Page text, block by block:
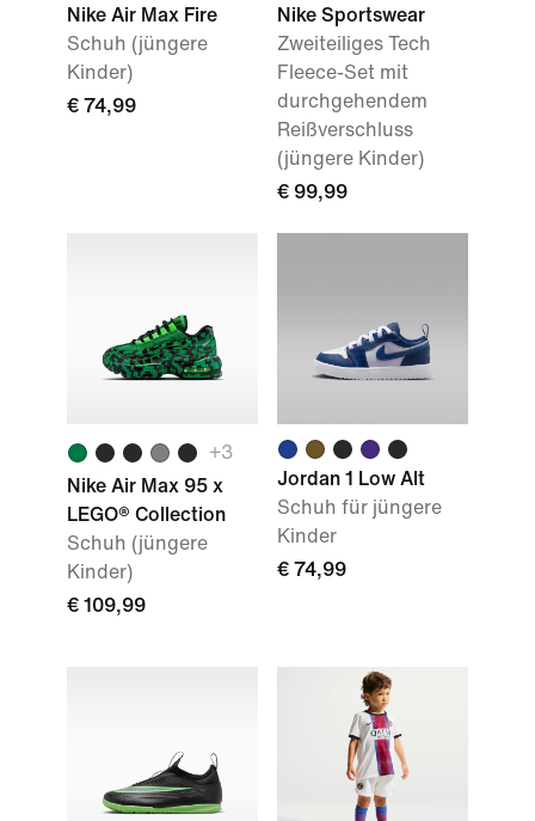
Nike Air Max Fire
Schuh (jüngere
Kinder)
€ 74,99
Nike Sportswear
Zweiteiliges Tech
Fleece-Set mit
durchgehendem
Reißverschluss
(jüngere Kinder)
€ 99,99
+3
Nike Air Max 95 x
LEGO® Collection
Schuh (jüngere
Kinder)
€ 109,99
Jordan 1 Low Alt
Schuh für jüngere
Kinder
€ 74,99